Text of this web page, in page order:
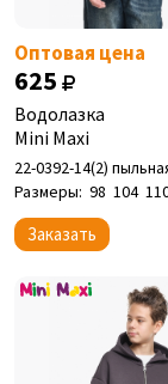
Оптовая цена
625
Водолазка
Mini Maxi
22-0392-14(2)
Размеры: 98 104
Заказать